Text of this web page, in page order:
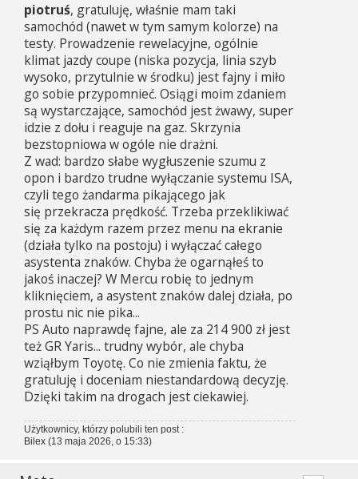
t
piotruś, gratuluję, właśnie mam taki
samochód (nawet w tym samym kolorze) na
testy. Prowadzenie rewelacyjne, ogólnie
klimat jazdy coupe (niska pozycja, linia szyb
wysoko, przytulnie w środku) jest fajny i miło
go sobie przypomnieć. Osiągi moim zdaniem
są wystarczające, samochód jest żwawy, super
idzie z dołu i reaguje na gaz. Skrzynia
bezstopniowa w ogóle nie drażni.
Z wad: bardzo słabe wygłuszenie szumu z
opon i bardzo trudne wyłączanie systemu ISA,
czyli tego żandarma pikającego jak
się przekracza prędkość. Trzeba przeklikiwać
się za każdym razem przez menu na ekranie
(działa tylko na postoju) i wyłączać całego
asystenta znaków. Chyba że ogarnąłeś to
jakoś inaczej? W Mercu robię to jednym
kliknięciem, a asystent znaków dalej działa, po
prostu nic nie pika...
PS Auto naprawdę fajne, ale za 214 900 zł jest
też GR Yaris... trudny wybór, ale chyba
wziąłbym Toyotę. Co nie zmienia faktu, że
gratuluję i doceniam niestandardową decyzję.
Dzięki takim na drogach jest ciekawiej.
Użytkownicy, którzy polubili ten post :
Bilex (13 maja 2026, o 15:33)